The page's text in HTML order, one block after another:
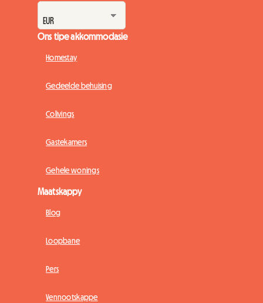
Ons tipe akkommodasie
Homestay
Gedeelde behuising
Colivings
Gastekamers
Gehele wonings
Maatskappy
Blog
Loopbane
Pers
Vennootskappe